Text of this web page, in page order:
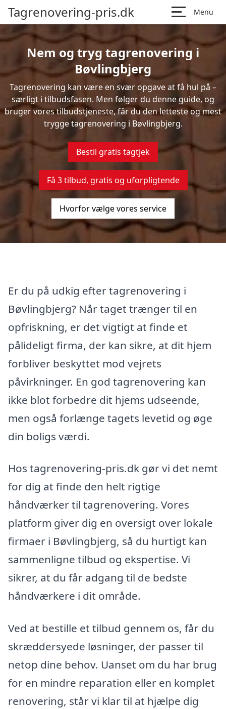
Tagrenovering-pris.dk Menu
Nem og tryg tagrenovering i
Bøvlingbjerg
Tagrenovering kan være en svær opgave at få hul på –
særligt i tilbudsfasen. Men følger du denne guide, og
bruger vores tilbudstjeneste, får du den letteste og mest
trygge tagrenovering i Bøvlingbjerg.
Bestil gratis tagtjek
Få 3 tilbud, gratis og uforpligtende
Hvorfor vælge vores service
Er du på udkig efter tagrenovering i
Bøvlingbjerg? Når taget trænger til en
opfriskning, er det vigtigt at finde et
pålideligt firma, der kan sikre, at dit hjem
forbliver beskyttet mod vejrets
påvirkninger. En god tagrenovering kan
ikke blot forbedre dit hjems udseende,
men også forlænge tagets levetid og øge
din boligs værdi.
Hos tagrenovering-pris.dk gør vi det nemt
for dig at finde den helt rigtige
håndværker til tagrenovering. Vores
platform giver dig en oversigt over lokale
firmaer i Bøvlingbjerg, så du hurtigt kan
sammenligne tilbud og ekspertise. Vi
sikrer, at du får adgang til de bedste
håndværkere i dit område.
Ved at bestille et tilbud gennem os, får du
skræddersyede løsninger, der passer til
netop dine behov. Uanset om du har brug
for en mindre reparation eller en komplet
renovering, står vi klar til at hjælpe dig